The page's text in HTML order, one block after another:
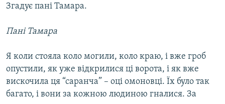
Згадує пані Тамара.
Пані Тамара
Я коли стояла коло могили, коло краю, і вже гроб
опустили, як уже відкрилися ці ворота, і як вже
вискочила ця “саранча” – оці омоновці. Їх було так
багато, і вони за кожною людиною гналися. За